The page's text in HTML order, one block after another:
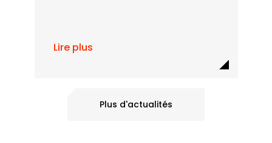
Plus d'actualités
Lire plus